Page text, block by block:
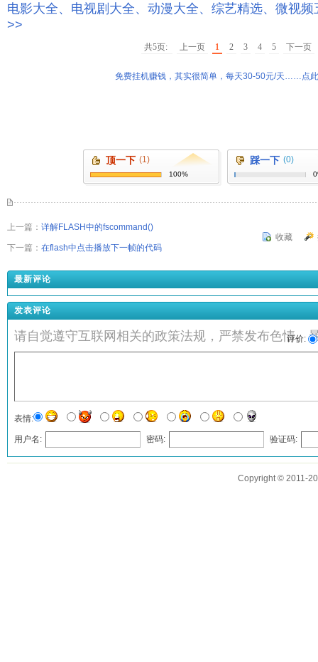
电影大全、电视剧大全、动漫大全、综艺精选、微视
>>
共5页: 上一页 1 2 3 4 5 下一页
免费挂机赚钱，其实很简单，每天30-50元/天……点
顶一下 (1)
100%
踩一下 (0)
上一篇： 详解FLASH中的fscommand()
下一篇： 在flash中点击播放下一帧的代码
收藏
最新评论
发表评论
请自觉遵守互联网相关的政策法规，严禁发布色情、
评价:
表情:
用户名: 密码: 验证码:
发表评论
Copyright © 2011-